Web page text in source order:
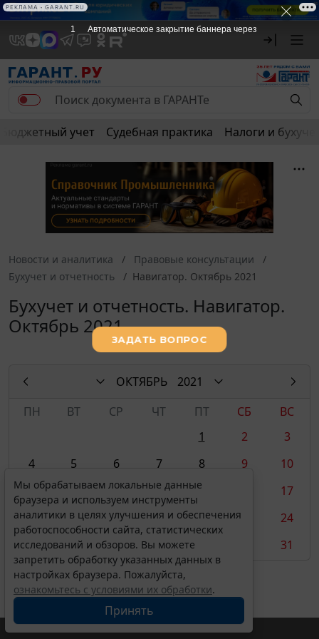
Бюджетный учет Судебная практика Налоги и
Новости и аналитика
Правовые консультации
Бухучет и отчетность
Навигатор. Октябрь 2021
Бухучет и отчетность. Навигатор.
Октябрь 2021
ОКТЯБРЬ
2021
ПН
ВТ СР ЧТ ПТ СБ
ВС
1
2
3
4
5 6 7 8 9
10
11
12 13 14 15
17
18
19 20 21 22 23
24
25
26 27 28 31
Мы обрабатываем локальные данные
браузера и используем инструменты
аналитики в целях улучшения и обеспечения
работоспособности сайта, статистических
исследований и обзоров. Вы можете
запретить обработку указанных данных в
настройках браузера. Пожалуйста,
ознакомьтесь с условиями их обработки.
Принять
1 Автоматическое закрытие баннера через
РЕКЛАМА • GARANT.RU